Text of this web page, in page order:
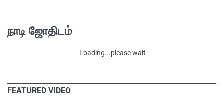
நாடி ஜோதிடம்
Loading...please wait
FEATURED VIDEO